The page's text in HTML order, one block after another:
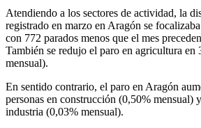
Atendiendo a los sectores de actividad, la
registrado en marzo en Aragón se
con 772 parados menos que el mes
También se redujo el paro en agricultura en
mensual).
En sentido contrario, el paro en Aragón
personas en construcción (0,50% mensual)
industria (0,03% mensual).